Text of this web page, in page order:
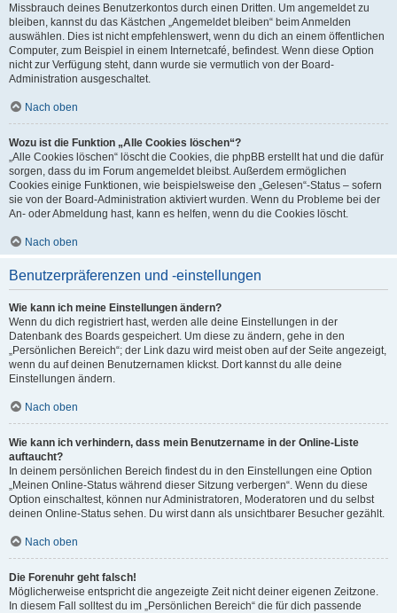
Missbrauch deines Benutzerkontos durch einen Dritten. Um angemeldet zu
bleiben, kannst du das Kästchen „Angemeldet bleiben“ beim Anmelden
auswählen. Dies ist nicht empfehlenswert, wenn du dich an einem öffentlichen
Computer, zum Beispiel in einem Internetcafé, befindest. Wenn diese Option
nicht zur Verfügung steht, dann wurde sie vermutlich von der Board-
Administration ausgeschaltet.
Nach oben
Wozu ist die Funktion „Alle Cookies löschen“?
„Alle Cookies löschen“ löscht die Cookies, die phpBB erstellt hat und die dafür
sorgen, dass du im Forum angemeldet bleibst. Außerdem ermöglichen
Cookies einige Funktionen, wie beispielsweise den „Gelesen“-Status – sofern
sie von der Board-Administration aktiviert wurden. Wenn du Probleme bei der
An- oder Abmeldung hast, kann es helfen, wenn du die Cookies löscht.
Nach oben
Benutzerpräferenzen und -einstellungen
Wie kann ich meine Einstellungen ändern?
Wenn du dich registriert hast, werden alle deine Einstellungen in der
Datenbank des Boards gespeichert. Um diese zu ändern, gehe in den
„Persönlichen Bereich“; der Link dazu wird meist oben auf der Seite angezeigt,
wenn du auf deinen Benutzernamen klickst. Dort kannst du alle deine
Einstellungen ändern.
Nach oben
Wie kann ich verhindern, dass mein Benutzername in der Online-Liste
auftaucht?
In deinem persönlichen Bereich findest du in den Einstellungen eine Option
„Meinen Online-Status während dieser Sitzung verbergen“. Wenn du diese
Option einschaltest, können nur Administratoren, Moderatoren und du selbst
deinen Online-Status sehen. Du wirst dann als unsichtbarer Besucher gezählt.
Nach oben
Die Forenuhr geht falsch!
Möglicherweise entspricht die angezeigte Zeit nicht deiner eigenen Zeitzone.
In diesem Fall solltest du im „Persönlichen Bereich“ die für dich passende